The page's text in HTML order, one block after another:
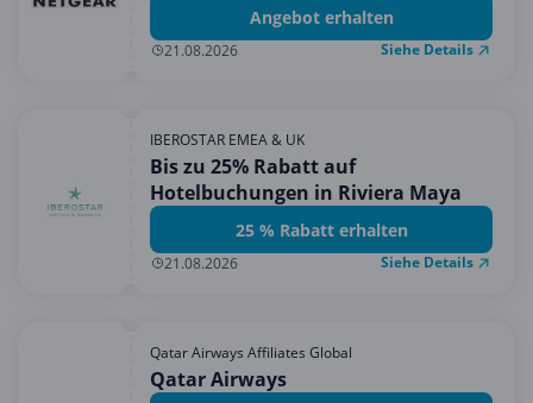
Angebot erhalten
21.08.2026 Siehe Details
IBEROSTAR EMEA & UK
Bis zu 25% Rabatt auf
Hotelbuchungen in Riviera Maya
25 % Rabatt erhalten
21.08.2026 Siehe Details
Qatar Airways Affiliates Global
Qatar Airways